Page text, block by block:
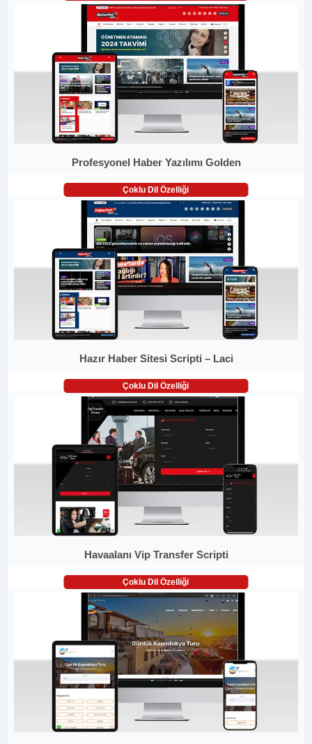
Profesyonel Haber Yazılımı Golden
Çoklu Dil Özelliği
Hazır Haber Sitesi Scripti – Laci
Çoklu Dil Özelliği
Havaalanı Vip Transfer Scripti
Çoklu Dil Özelliği